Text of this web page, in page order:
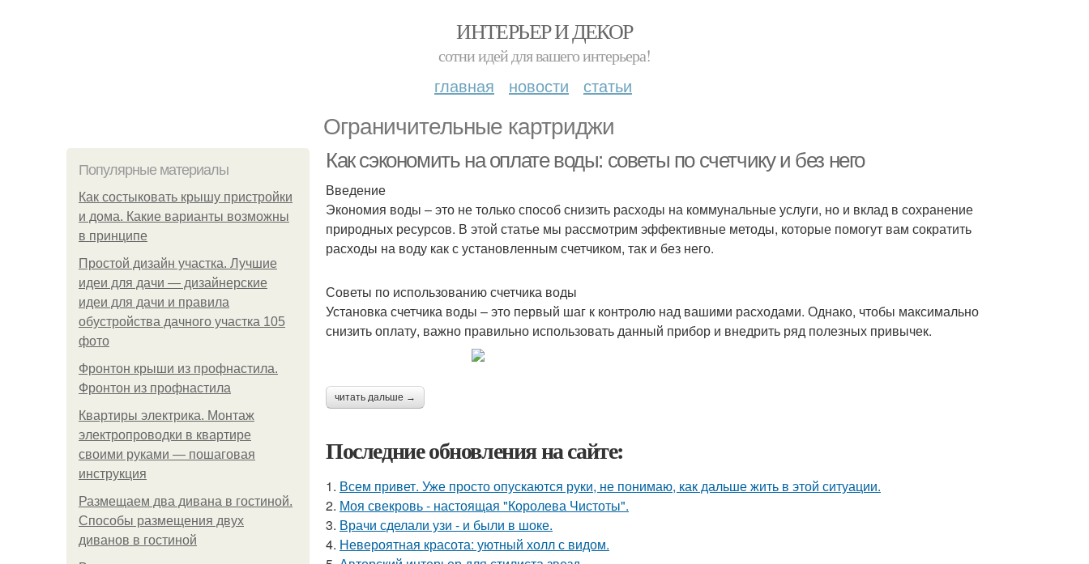
ИНТЕРЬЕР И ДЕКОР
сотни идей для вашего интерьера!
главная новости статьи
Ограничительные картриджи
Популярные материалы
Как состыковать крышу пристройки
и дома. Какие варианты возможны
в принципе
Простой дизайн участка. Лучшие
идеи для дачи — дизайнерские
идеи для дачи и правила
обустройства дачного участка 105
фото
Фронтон крыши из профнастила.
Фронтон из профнастила
Квартиры электрика. Монтаж
электропроводки в квартире
своими руками — пошаговая
инструкция
Размещаем два дивана в гостиной.
Способы размещения двух
диванов в гостиной
Как сэкономить на оплате воды: советы по счетчику и без него
Введение
Экономия воды – это не только способ снизить расходы на коммунальные услуги, но и вклад в сохранение
природных ресурсов. В этой статье мы рассмотрим эффективные методы, которые помогут вам сократить
расходы на воду как с установленным счетчиком, так и без него.
Советы по использованию счетчика воды
Установка счетчика воды – это первый шаг к контролю над вашими расходами. Однако, чтобы максимально
снизить оплату, важно правильно использовать данный прибор и внедрить ряд полезных привычек.
читать дальше →
Последние обновления на сайте:
1. Всем привет. Уже просто опускаются руки, не понимаю, как дальше жить в этой ситуации.
2. Моя свекровь - настоящая "Королева Чистоты".
3. Врачи сделали узи - и были в шоке.
4. Невероятная красота: уютный холл с видом.